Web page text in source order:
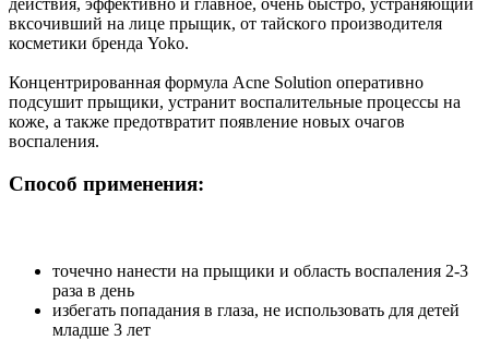
действия, эффективно и главное, очень быстро, устраняющий
вксочивший на лице прыщик, от тайского производителя
косметики бренда Yoko.
Концентрированная формула Acne Solution оперативно
подсушит прыщики, устранит воспалительные процессы на
коже, а также предотвратит появление новых очагов
воспаления.
Способ применения:
точечно нанести на прыщики и область воспаления 2-3
раза в день
избегать попадания в глаза, не использовать для детей
младше 3 лет